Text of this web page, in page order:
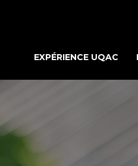
EXPÉRIENCE UQAC